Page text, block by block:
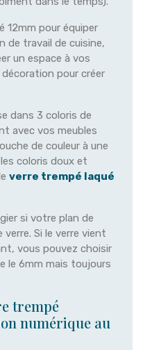
12mm pour équiper
de travail de cuisine,
un espace à vos
pour créer
dans 3 coloris de
avec vos meubles
de couleur à une
coloris doux et
verre trempé laqué
si votre plan de
verre. Si le verre vient
vous pouvez choisir
le 6mm mais toujours
trempé
numérique au